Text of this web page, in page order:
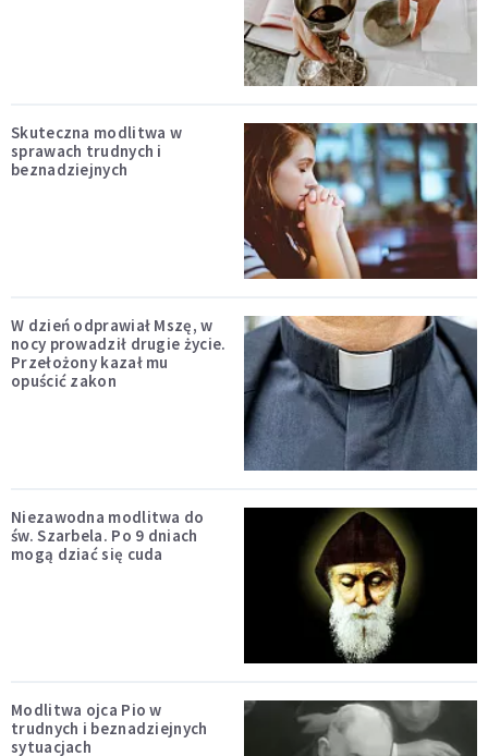
Skuteczna modlitwa w
sprawach trudnych i
beznadziejnych
W dzień odprawiał Mszę, w
nocy prowadził drugie życie.
Przełożony kazał mu
opuścić zakon
Niezawodna modlitwa do
św. Szarbela. Po 9 dniach
mogą dziać się cuda
Modlitwa ojca Pio w
trudnych i beznadziejnych
sytuacjach